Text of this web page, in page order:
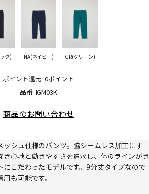
品番 IGM03K
ポイント還元 0ポイント
ク) NA(ネイビー) GR(グリーン)
商品のお問い合わせ
ッシュ仕様のパンツ。脇シームレス加工にす
き心地と動きやすさを追求し、体のラインがき
にこだわったモデルです。9分丈タイプなので
も可能です。